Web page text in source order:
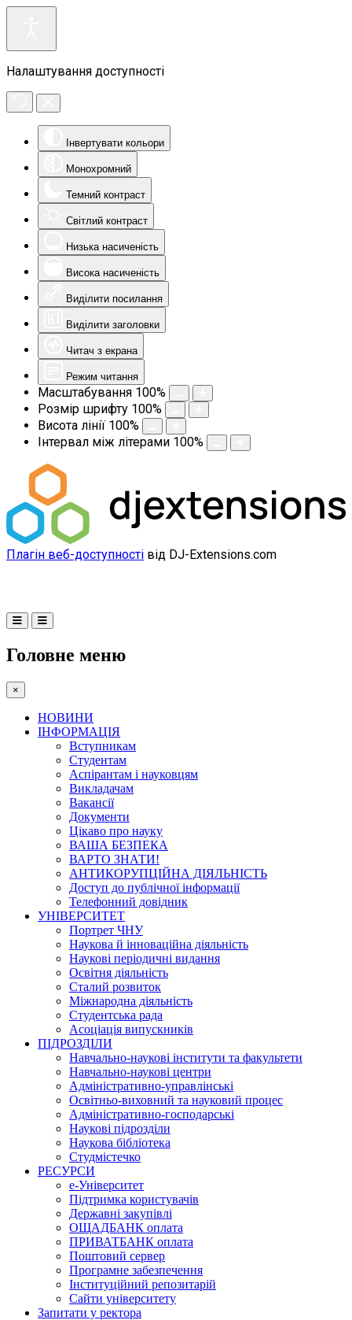
Налаштування доступності
Інвертувати кольори
Монохромний
Темний контраст
Світлий контраст
Низька насиченість
Висока насиченість
Виділити посилання
Виділити заголовки
Читач з екрана
Режим читання
Масштабування 100%
Розмір шрифту 100%
Висота лінії 100%
Інтервал між літерами 100%
Плагін веб-доступності від DJ-Extensions.com
Головне меню
×
НОВИНИ
ІНФОРМАЦІЯ
Вступникам
Студентам
Аспірантам і науковцям
Викладачам
Вакансії
Документи
Цікаво про науку
ВАША БЕЗПЕКА
ВАРТО ЗНАТИ!
АНТИКОРУПЦІЙНА ДІЯЛЬНІСТЬ
Доступ до публічної інформації
Телефонний довідник
УНІВЕРСИТЕТ
Портрет ЧНУ
Наукова й інноваційна діяльність
Наукові періодичні видання
Освітня діяльність
Сталий розвиток
Міжнародна діяльність
Студентська рада
Асоціація випускників
ПІДРОЗДІЛИ
Навчально-наукові інститути та факультети
Навчально-наукові центри
Адміністративно-управлінські
Освітньо-виховний та науковий процес
Адміністративно-господарські
Наукові підрозділи
Наукова бібліотека
Студмістечко
РЕСУРСИ
е-Університет
Підтримка користувачів
Державні закупівлі
ОЩАДБАНК оплата
ПРИВАТБАНК оплата
Поштовий сервер
Програмне забезпечення
Інституційний репозитарій
Сайти університету
Запитати у ректора